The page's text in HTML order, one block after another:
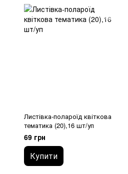
Листівка-полароїд квіткова
тематика (20),16 шт/уп
69 грн
Купити